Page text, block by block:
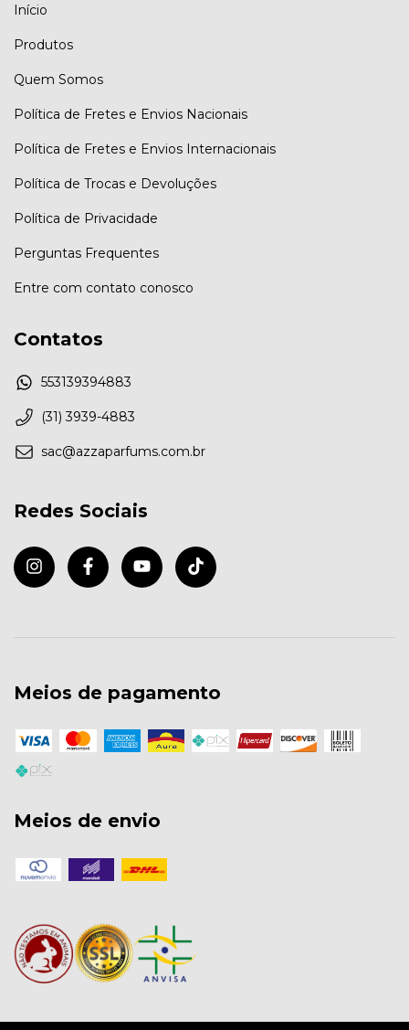
Início
Produtos
Quem Somos
Política de Fretes e Envios Nacionais
Política de Fretes e Envios Internacionais
Política de Trocas e Devoluções
Política de Privacidade
Perguntas Frequentes
Entre com contato conosco
Contatos
553139394883
(31) 3939-4883
sac@azzaparfums.com.br
Redes Sociais
Meios de pagamento
Meios de envio